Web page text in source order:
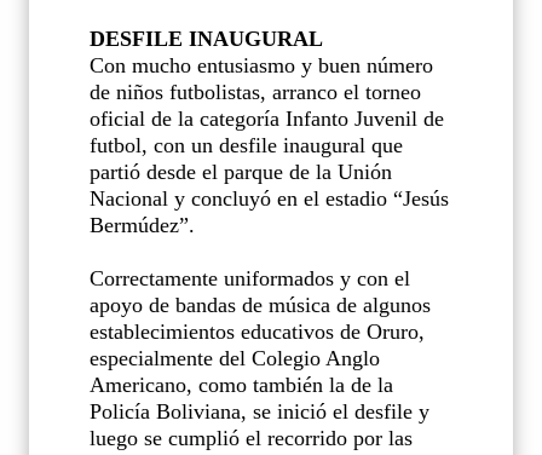
DESFILE INAUGURAL
Con mucho entusiasmo y buen número
de niños futbolistas, arranco el torneo
oficial de la categoría Infanto Juvenil de
futbol, con un desfile inaugural que
partió desde el parque de la Unión
Nacional y concluyó en el estadio “Jesús
Bermúdez”.
Correctamente uniformados y con el
apoyo de bandas de música de algunos
establecimientos educativos de Oruro,
especialmente del Colegio Anglo
Americano, como también la de la
Policía Boliviana, se inició el desfile y
luego se cumplió el recorrido por las